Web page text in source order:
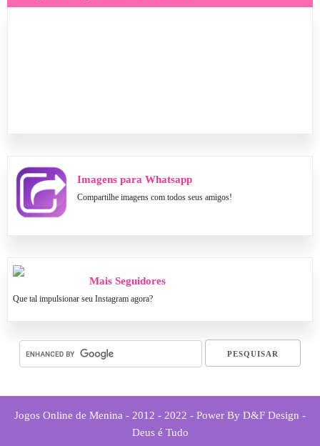
Imagens para Whatsapp
Compartilhe imagens com todos seus amigos!
Mais Seguidores
Que tal impulsionar seu Instagram agora?
Jogos Online de Menina - 2012 - 2022 - Power By D&F Design -
Deus é Tudo